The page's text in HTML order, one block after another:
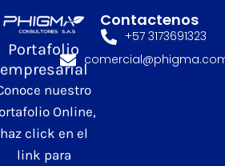
Portafolio
empresarial
nuestro
Online,
haz click en el
link para
Contactenos
+57 3173691323